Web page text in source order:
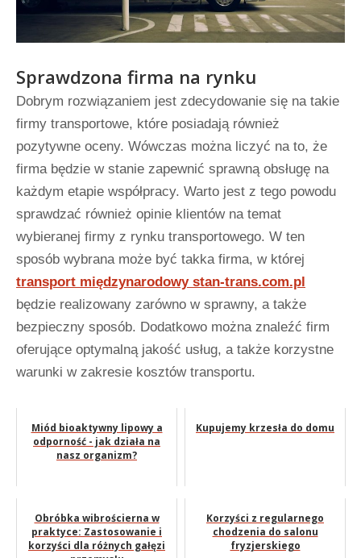
Sprawdzona firma na rynku
Dobrym rozwiązaniem jest zdecydowanie się na takie
firmy transportowe, które posiadają również
pozytywne oceny. Wówczas można liczyć na to, że
firma będzie w stanie zapewnić sprawną obsługę na
każdym etapie współpracy. Warto jest z tego powodu
sprawdzać również opinie klientów na temat
wybieranej firmy z rynku transportowego. W ten
sposób wybrana może być takka firma, w której
transport międzynarodowy stan-trans.com.pl
będzie realizowany zarówno w sprawny, a także
bezpieczny sposób. Dodatkowo można znaleźć firm
oferujące optymalną jakość usług, a także korzystne
warunki w zakresie kosztów transportu.
Miód bioaktywny lipowy a
odporność - jak działa na
nasz organizm?
Kupujemy krzesła do domu
Obróbka wibrościerna w
praktyce: Zastosowanie i
korzyści dla różnych gałęzi
Korzyści z regularnego
chodzenia do salonu
fryzjerskiego